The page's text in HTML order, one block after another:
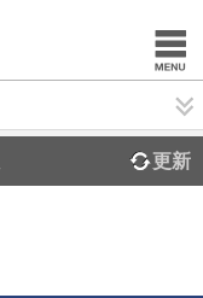
更新